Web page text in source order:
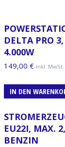
DELTA PRO
4.000W
149,00 € inkl.
IN DEN
EU22I, MAX.
BENZIN